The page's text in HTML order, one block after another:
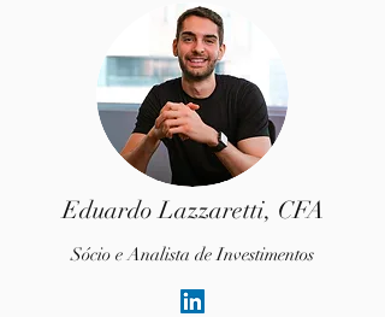
Eduardo Lazzaretti, CFA
Sócio e Analista de Investimentos